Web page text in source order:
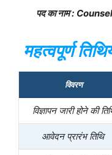
पद का नाम :
महत्वपूर्ण
विवरण
विज्ञापन जारी होने की
आवेदन प्रारंभ तिथि